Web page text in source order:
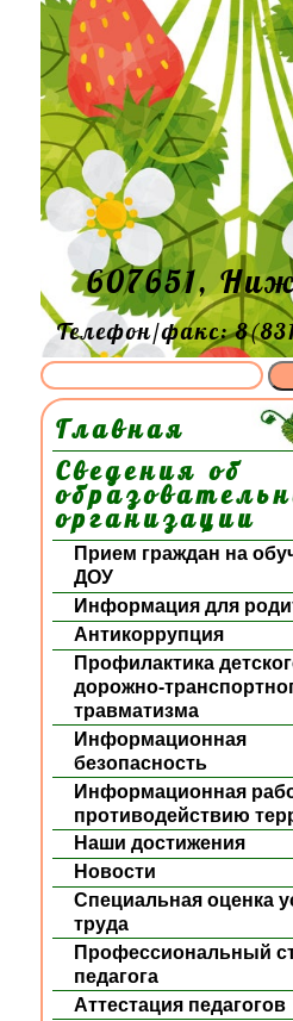
607651,
Телефон/факс:
Главная
Сведения об
организации
Прием граждан на
ДОУ
Информация для
Антикоррупция
Профилактика
дорожно-
травматизма
Информационная
безопасность
Информационная
противодействию
Наши достижения
Новости
Специальная оценка
труда
Профессиональный
педагога
Аттестация педагогов